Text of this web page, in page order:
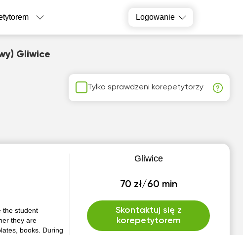
Logowanie
Gliwice
Tylko sprawdzeni korepetytorzy
the student
they are
books. During
Gliwice
70 zł/60 min
Skontaktuj się z
korepetytorem